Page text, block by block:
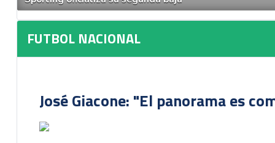
FUTBOL NACIONAL
José Giacone: "El panorama es